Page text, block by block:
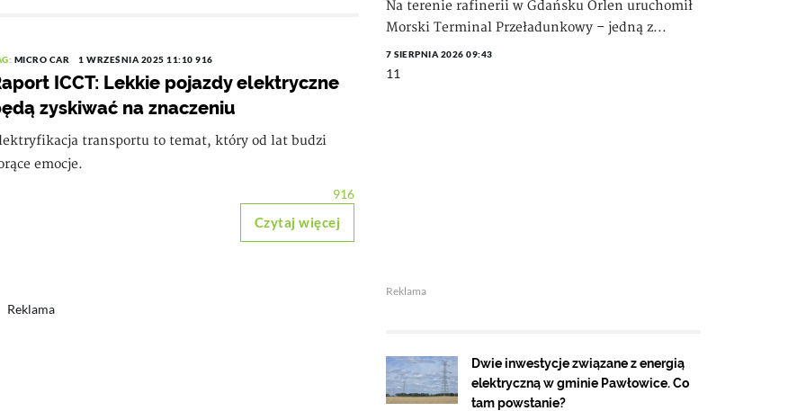
MICRO CAR 1 WRZEŚNIA 2025 11:10 916
ICCT: Lekkie pojazdy elektryczne
zyskiwać na znaczeniu
transportu to temat, który od lat budzi
emocje.
916
Czytaj więcej
Reklama
Na terenie rafinerii w Gdańsku Orlen uruchomił
Morski Terminal Przeładunkowy – jedną z...
7 SIERPNIA 2026 09:43
11
Reklama
Dwie inwestycje związane z energią
elektryczną w gminie Pawłowice. Co
tam powstanie?